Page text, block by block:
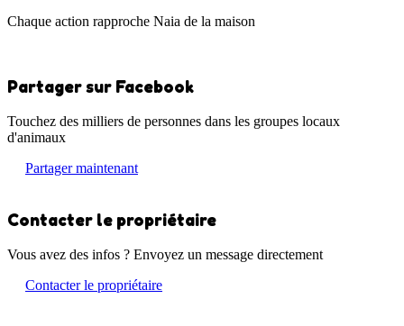
Chaque action rapproche Naia de la maison
Partager sur Facebook
Touchez des milliers de personnes dans les groupes locaux
d'animaux
Partager maintenant
Contacter le propriétaire
Vous avez des infos ? Envoyez un message directement
Contacter le propriétaire